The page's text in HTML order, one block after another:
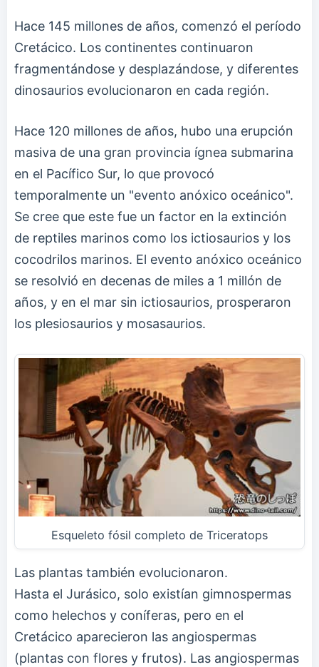
Hace 145 millones de años, comenzó el período
Cretácico. Los continentes continuaron
fragmentándose y desplazándose, y diferentes
dinosaurios evolucionaron en cada región.
Hace 120 millones de años, hubo una erupción
masiva de una gran provincia ígnea submarina
en el Pacífico Sur, lo que provocó
temporalmente un "evento anóxico oceánico".
Se cree que este fue un factor en la extinción
de reptiles marinos como los ictiosaurios y los
cocodrilos marinos. El evento anóxico oceánico
se resolvió en decenas de miles a 1 millón de
años, y en el mar sin ictiosaurios, prosperaron
los plesiosaurios y mosasaurios.
Esqueleto fósil completo de Triceratops
Las plantas también evolucionaron.
Hasta el Jurásico, solo existían gimnospermas
como helechos y coníferas, pero en el
Cretácico aparecieron las angiospermas
(plantas con flores y frutos). Las angiospermas